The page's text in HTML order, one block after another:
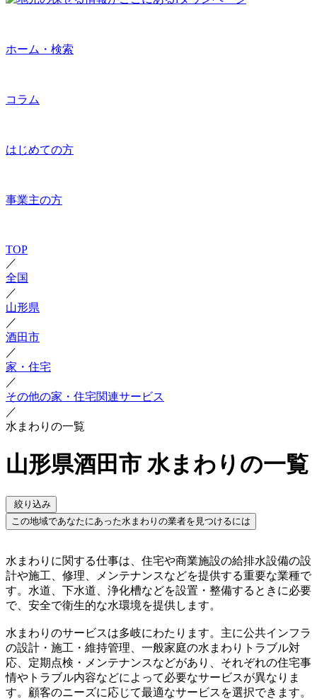
ホーム・検索
コラム
はじめての方
事業主の方
TOP
／
全国
／
山形県
／
酒田市
／
家・住宅
／
その他の家・住宅関連サービス
／
水まわりの一覧
山形県酒田市 水まわりの一覧
絞り込み
この地域であなたにあった水まわりの業者を見つけるには
水まわりに関する仕事は、住宅や商業施設の給排水設備の設
計や施工、修理、メンテナンスなどを提供する重要な業種で
す。水道、下水道、浄化槽などを設置・整備するときに必要
で、安全で衛生的な水環境を提供します。
水まわりのサービスは多岐にわたります。主に公共インフラ
の設計・施工・維持管理、一般家庭の水まわりトラブル対
応、定期点検・メンテナンスなどがあり、それぞれの住宅事
情やトラブル内容などによって必要なサービスが異なりま
す。顧客のニーズに応じて最適なサービスを選択できます。